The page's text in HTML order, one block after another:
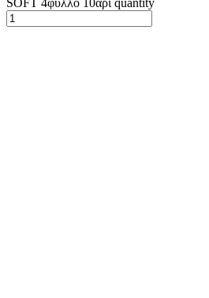
SOFT 4φυλλο 10αρι quantity